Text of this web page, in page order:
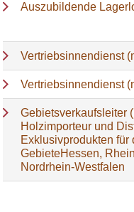
Auszubildende
Vertriebsinnendienst
Vertriebsinnendienst
Gebietsverkaufsleiter
Holzimporteur und
Exklusivprodukten für
GebieteHessen,
Nordrhein-Westfalen